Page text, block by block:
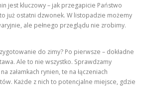
jest kluczowy – jak przegapicie Państwo
już ostatni dzwonek. W listopadzie możemy
ale pełnego przeglądu nie zrobimy.
do zimy? Po pierwsze – dokładne
Ale to nie wszystko. Sprawdzamy
załamkach rynien, te na łączeniach
Każde z nich to potencjalne miejsce, gdzie